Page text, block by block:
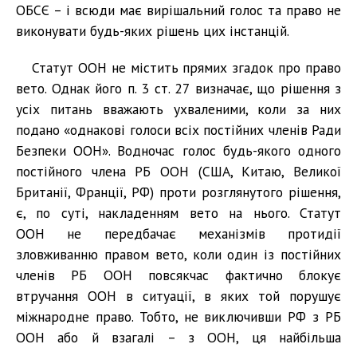
ОБСЄ – і всюди має вирішальний голос та право не
виконувати будь-яких рішень цих інстанцій.
Статут ООН не містить прямих згадок про право
вето. Однак його п. 3 ст. 27 визначає, що рішення з
усіх питань вважають ухваленими, коли за них
подано «однакові голоси всіх постійних членів Ради
Безпеки ООН». Водночас голос будь-якого одного
постійного члена РБ ООН (США, Китаю, Великої
Британії, Франції, РФ) проти розглянутого рішення,
є, по суті, накладенням вето на нього. Статут
ООН не передбачає механізмів протидії
зловживанню правом вето, коли один із постійних
членів РБ ООН повсякчас фактично блокує
втручання ООН в ситуації, в яких той порушує
міжнародне право. Тобто, не виключивши РФ з РБ
ООН або й взагалі – з ООН, ця найбільша